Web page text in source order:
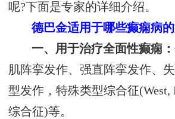
呢?下面是专家的详细介绍。
德巴金适用于哪些癫痫病
一、用于治疗全面性癫痫：
肌阵挛发作、强直阵挛发作、
型发作，特殊类型综合征(West,
综合征)等。